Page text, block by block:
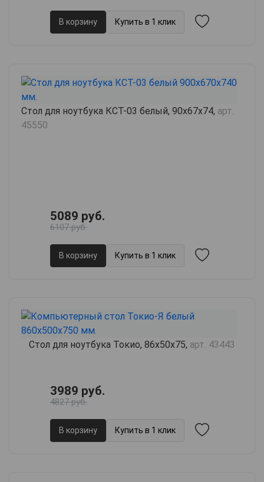
В корзину Купить в 1 клик
Стол для ноутбука КСТ-03 белый, 90х67х74, арт.
45550
5089 руб.
6107 руб.
В корзину Купить в 1 клик
Стол для ноутбука Токио, 86х50х75, арт. 43443
3989 руб.
4827 руб.
В корзину Купить в 1 клик